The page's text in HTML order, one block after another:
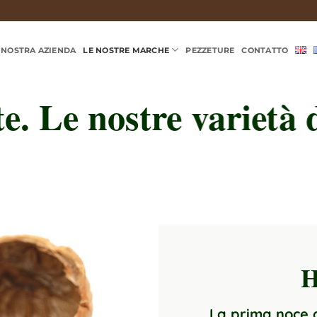
AZIENDA LE NOSTRE MARCHE PEZZETURE CONTATTO
Le nostre varietà